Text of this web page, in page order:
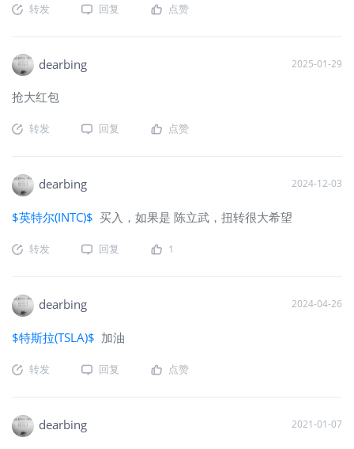
转发 回复 点赞
dearbing 2025-01-29
抢大红包
转发 回复 点赞
dearbing 2024-12-03
$英特尔(INTC)$ 买入，如果是 陈立武，扭转很大希望
转发 回复 1
dearbing 2024-04-26
$特斯拉(TSLA)$ 加油
转发 回复 点赞
dearbing 2021-01-07